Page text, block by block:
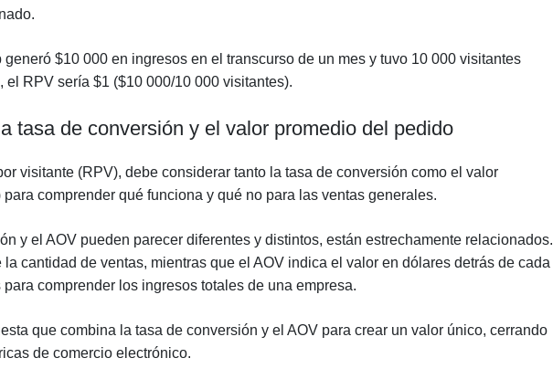
$10 000 en ingresos en el transcurso de un mes y tuvo 10 000 visitantes
el RPV sería $1 ($10 000/10 000 visitantes).
tasa de conversión y el valor promedio del pedido
visitante (RPV), debe considerar tanto la tasa de conversión como el valor
comprender qué funciona y qué no para las ventas generales.
y el AOV pueden parecer diferentes y distintos, están estrechamente relacionados.
la cantidad de ventas, mientras que el AOV indica el valor en dólares detrás de cada
comprender los ingresos totales de una empresa.
que combina la tasa de conversión y el AOV para crear un valor único, cerrando
de comercio electrónico.